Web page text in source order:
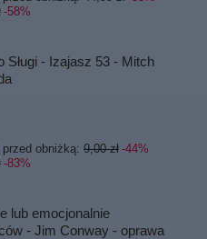
-58%
Sługi - Izajasz 53 - Mitch
obniżką: 9,00 zł -44%
-83%
lub emocjonalnie
- Jim Conway - oprawa